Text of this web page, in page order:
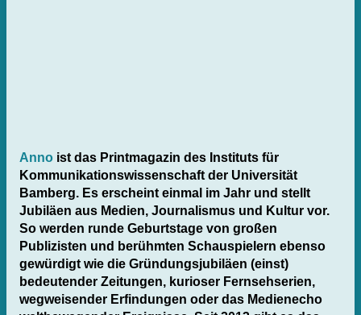
Anno ist das Printmagazin des Instituts für
Kommunikationswissenschaft der Universität
Bamberg. Es erscheint einmal im Jahr und stellt
Jubiläen aus Medien, Journalismus und Kultur vor.
So werden runde Geburtstage von großen
Publizisten und berühmten Schauspielern ebenso
gewürdigt wie die Gründungsjubiläen (einst)
bedeutender Zeitungen, kurioser Fernsehserien,
wegweisender Erfindungen oder das Medienecho